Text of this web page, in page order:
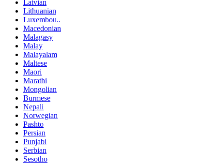
Latvian
Lithuanian
Luxembou..
Macedonian
Malagasy
Malay
Malayalam
Maltese
Maori
Marathi
Mongolian
Burmese
Nepali
Norwegian
Pashto
Persian
Punjabi
Serbian
Sesotho